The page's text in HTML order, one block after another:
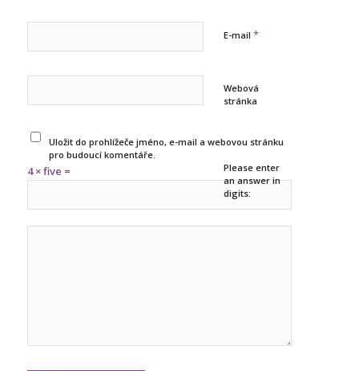
E-mail *
Webová
stránka
Uložit do prohlížeče jméno, e-mail a webovou stránku
pro budoucí komentáře.
Please enter
an answer in
digits:
4 × five =